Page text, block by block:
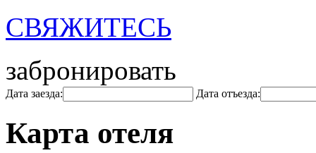
СВЯЖИТЕСЬ
забронировать
Дата заезда: Дата отъезда:
Карта отеля